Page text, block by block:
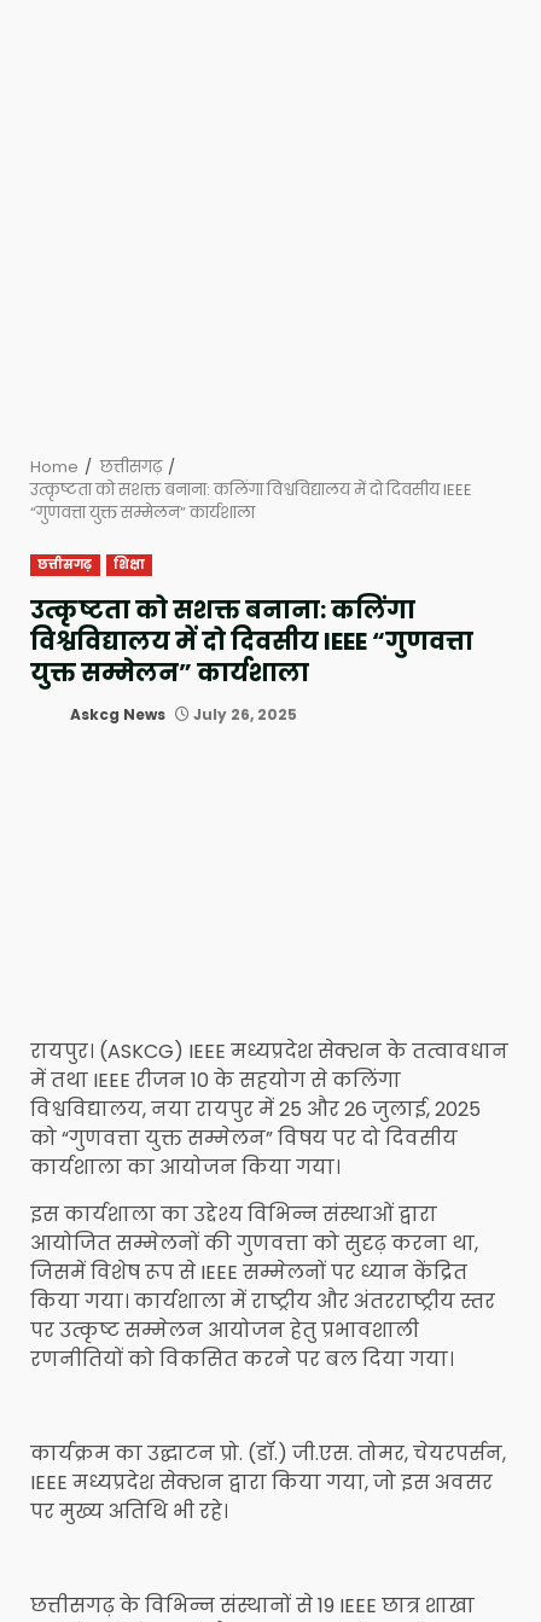
Home
छत्तीसगढ़
उत्कृष्टता को सशक्त बनाना: कलिंगा विश्वविद्यालय में दो दिवसीय IEEE
“गुणवत्ता युक्त सम्मेलन” कार्यशाला
छत्तीसगढ़ शिक्षा
उत्कृष्टता को सशक्त बनाना: कलिंगा
विश्वविद्यालय में दो दिवसीय IEEE “गुणवत्ता
युक्त सम्मेलन” कार्यशाला
Askcg News July 26, 2025
रायपुर। (ASKCG) IEEE मध्यप्रदेश सेक्शन के तत्वावधान
में तथा IEEE रीजन 10 के सहयोग से कलिंगा
विश्वविद्यालय, नया रायपुर में 25 और 26 जुलाई, 2025
को “गुणवत्ता युक्त सम्मेलन” विषय पर दो दिवसीय
कार्यशाला का आयोजन किया गया।
इस कार्यशाला का उद्देश्य विभिन्न संस्थाओं द्वारा
आयोजित सम्मेलनों की गुणवत्ता को सुदृढ़ करना था,
जिसमें विशेष रूप से IEEE सम्मेलनों पर ध्यान केंद्रित
किया गया। कार्यशाला में राष्ट्रीय और अंतरराष्ट्रीय स्तर
पर उत्कृष्ट सम्मेलन आयोजन हेतु प्रभावशाली
रणनीतियों को विकसित करने पर बल दिया गया।
कार्यक्रम का उद्घाटन प्रो. (डॉ.) जी.एस. तोमर, चेयरपर्सन,
IEEE मध्यप्रदेश सेक्शन द्वारा किया गया, जो इस अवसर
पर मुख्य अतिथि भी रहे।
छत्तीसगढ़ के विभिन्न संस्थानों से 19 IEEE छात्र शाखा